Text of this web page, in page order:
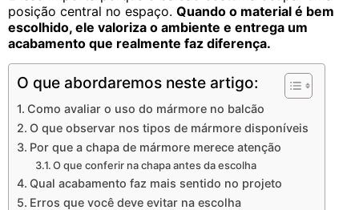
posição central no espaço. Quando o material é bem
escolhido, ele valoriza o ambiente e entrega um
acabamento que realmente faz diferença.
O que abordaremos neste artigo:
Como avaliar o uso do mármore no balcão
O que observar nos tipos de mármore disponíveis
Por que a chapa de mármore merece atenção
O que conferir na chapa antes da escolha
Qual acabamento faz mais sentido no projeto
Erros que você deve evitar na escolha